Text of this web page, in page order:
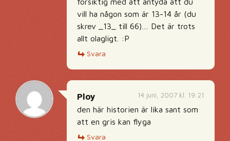
vill ha någon som är 13-14 år (du
skrev _13_ till 66)… Det är trots
allt olagligt. :P
Svara
14 juni, 2007 kl. 19:21
Ploy
den här historien är lika sant som
att en gris kan flyga
Svara